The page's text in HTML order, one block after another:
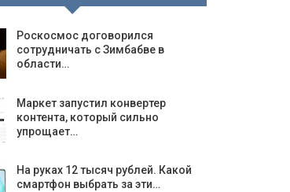
Роскосмос договорился
сотрудничать с Зимбабве в
области…
Маркет запустил конвертер
контента, который сильно
упрощает…
На руках 12 тысяч рублей. Какой
смартфон выбрать за эти…